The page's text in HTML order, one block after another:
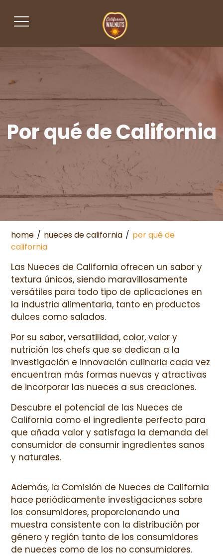
Por qué de California
home / nueces de california / por qué de
california
Las Nueces de California ofrecen un sabor y
textura únicos, siendo maravillosamente
versátiles para todo tipo de aplicaciones en
la industria alimentaria, tanto en productos
dulces como salados.
Por su sabor, versatilidad, color, valor y
nutrición los chefs que se dedican a la
investigación e innovación culinaria cada vez
encuentran más formas nuevas y atractivas
de incorporar las nueces a sus creaciones.
Descubre el potencial de las Nueces de
California como el ingrediente perfecto para
que añada valor y satisfaga la demanda del
consumidor de consumir ingredientes sanos
y naturales.
Además, la Comisión de Nueces de California
hace periódicamente investigaciones sobre
los consumidores, proporcionando una
muestra consistente con la distribución por
género y región tanto de los consumidores
de nueces como de los no consumidores.